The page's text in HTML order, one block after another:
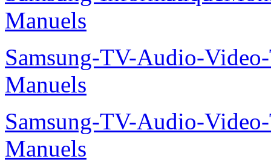
Manuels
Samsung-TV-Audio-
Manuels
Samsung-TV-Audio-
Manuels